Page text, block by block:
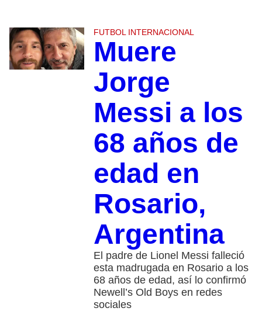
FUTBOL INTERNACIONAL
Muere
Jorge
Messi a los
68 años de
edad en
Rosario,
Argentina
El padre de Lionel Messi falleció
esta madrugada en Rosario a los
68 años de edad, así lo confirmó
Newell’s Old Boys en redes
sociales